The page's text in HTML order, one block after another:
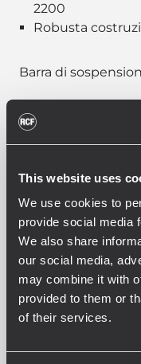
This website uses
We use cookies to
provide social media
We also share
our social media,
may combine it with
provided to them or
of their services.
2200
Robusta
Barra di
13360282
FL-B HL
EAN 8024530011734